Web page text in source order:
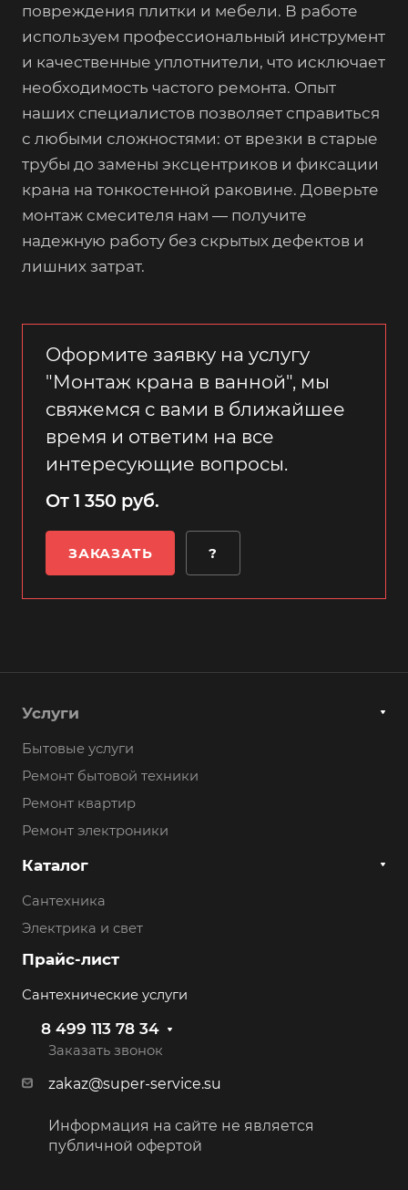
повреждения плитки и мебели. В работе
используем профессиональный инструмент
и качественные уплотнители, что исключает
необходимость частого ремонта. Опыт
наших специалистов позволяет справиться
с любыми сложностями: от врезки в старые
трубы до замены эксцентриков и фиксации
крана на тонкостенной раковине. Доверьте
монтаж смесителя нам — получите
надежную работу без скрытых дефектов и
лишних затрат.
Оформите заявку на услугу
"Монтаж крана в ванной", мы
свяжемся с вами в ближайшее
время и ответим на все
интересующие вопросы.
От 1 350 руб.
ЗАКАЗАТЬ ?
Услуги
Бытовые услуги
Ремонт бытовой техники
Ремонт квартир
Ремонт электроники
Каталог
Сантехника
Электрика и свет
Прайс-лист
Сантехнические услуги
8 499 113 78 34
Заказать звонок
zakaz@super-service.su
Информация на сайте не является
публичной офертой